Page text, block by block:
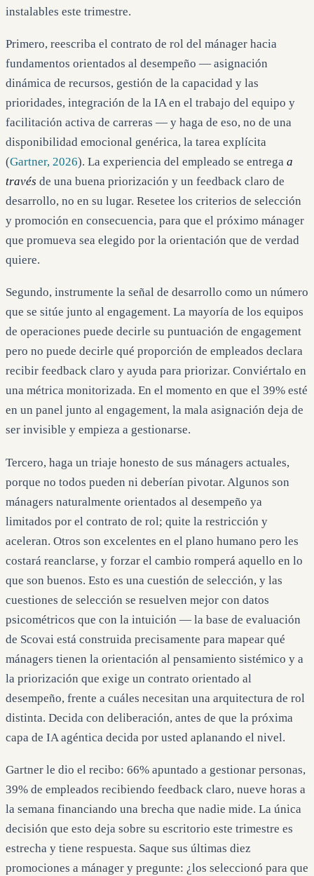
instalables este trimestre.
Primero, reescriba el contrato de rol del mánager hacia
fundamentos orientados al desempeño — asignación
dinámica de recursos, gestión de la capacidad y las
prioridades, integración de la IA en el trabajo del equipo y
facilitación activa de carreras — y haga de eso, no de una
disponibilidad emocional genérica, la tarea explícita
(Gartner, 2026). La experiencia del empleado se entrega a
través de una buena priorización y un feedback claro de
desarrollo, no en su lugar. Resetee los criterios de selección
y promoción en consecuencia, para que el próximo mánager
que promueva sea elegido por la orientación que de verdad
quiere.
Segundo, instrumente la señal de desarrollo como un número
que se sitúe junto al engagement. La mayoría de los equipos
de operaciones puede decirle su puntuación de engagement
pero no puede decirle qué proporción de empleados declara
recibir feedback claro y ayuda para priorizar. Conviértalo en
una métrica monitorizada. En el momento en que el 39% esté
en un panel junto al engagement, la mala asignación deja de
ser invisible y empieza a gestionarse.
Tercero, haga un triaje honesto de sus mánagers actuales,
porque no todos pueden ni deberían pivotar. Algunos son
mánagers naturalmente orientados al desempeño ya
limitados por el contrato de rol; quite la restricción y
aceleran. Otros son excelentes en el plano humano pero les
costará reanclarse, y forzar el cambio romperá aquello en lo
que son buenos. Esto es una cuestión de selección, y las
cuestiones de selección se resuelven mejor con datos
psicométricos que con la intuición — la base de evaluación
de Scovai está construida precisamente para mapear qué
mánagers tienen la orientación al pensamiento sistémico y a
la priorización que exige un contrato orientado al
desempeño, frente a cuáles necesitan una arquitectura de rol
distinta. Decida con deliberación, antes de que la próxima
capa de IA agéntica decida por usted aplanando el nivel.
Gartner le dio el recibo: 66% apuntado a gestionar personas,
39% de empleados recibiendo feedback claro, nueve horas a
la semana financiando una brecha que nadie mide. La única
decisión que esto deja sobre su escritorio este trimestre es
estrecha y tiene respuesta. Saque sus últimas diez
promociones a mánager y pregunte: ¿los seleccionó para que